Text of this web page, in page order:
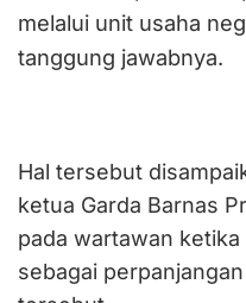
melalui unit usaha
tanggung jawabnya.
Hal tersebut
ketua Garda Barnas
pada wartawan
sebagai